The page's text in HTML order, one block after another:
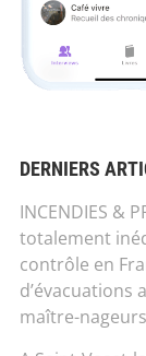
DERNIERS
INCENDIES &
totalement
contrôle en
d’évacuations
maître-